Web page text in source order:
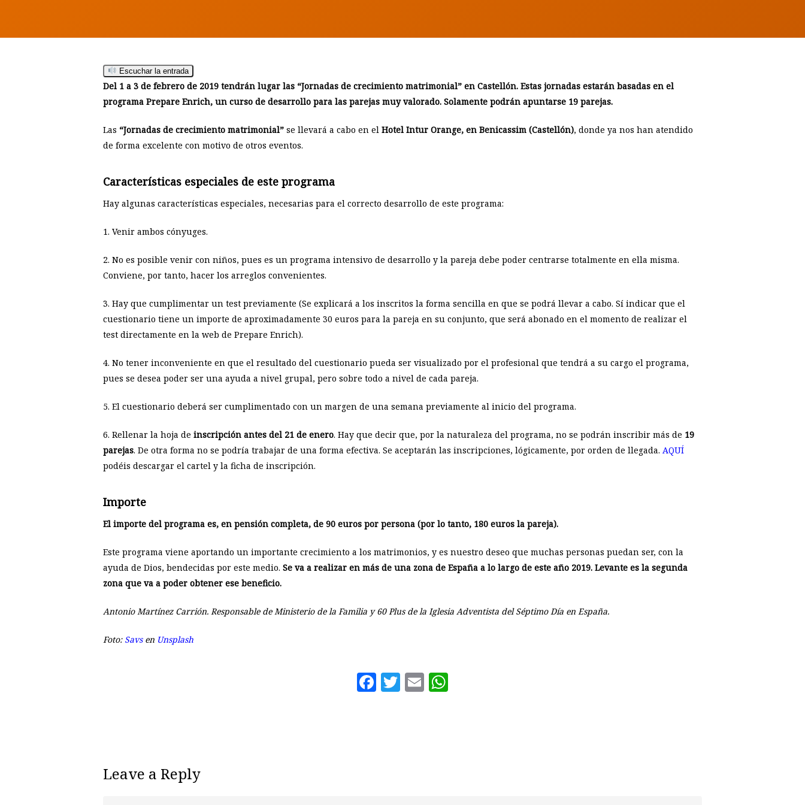
Escuchar la entrada
Del 1 a 3 de febrero de 2019 tendrán lugar las “Jornadas de crecimiento matrimonial” en Castellón. Estas jornadas estarán basadas en el
programa Prepare Enrich, un curso de desarrollo para las parejas muy valorado. Solamente podrán apuntarse 19 parejas.
Las “Jornadas de crecimiento matrimonial” se llevará a cabo en el Hotel Intur Orange, en Benicassim (Castellón), donde ya nos han atendido
de forma excelente con motivo de otros eventos.
Características especiales de este programa
Hay algunas características especiales, necesarias para el correcto desarrollo de este programa:
1. Venir ambos cónyuges.
2. No es posible venir con niños, pues es un programa intensivo de desarrollo y la pareja debe poder centrarse totalmente en ella misma.
Conviene, por tanto, hacer los arreglos convenientes.
3. Hay que cumplimentar un test previamente (Se explicará a los inscritos la forma sencilla en que se podrá llevar a cabo. Sí indicar que el
cuestionario tiene un importe de aproximadamente 30 euros para la pareja en su conjunto, que será abonado en el momento de realizar el
test directamente en la web de Prepare Enrich).
4. No tener inconveniente en que el resultado del cuestionario pueda ser visualizado por el profesional que tendrá a su cargo el programa,
pues se desea poder ser una ayuda a nivel grupal, pero sobre todo a nivel de cada pareja.
5. El cuestionario deberá ser cumplimentado con un margen de una semana previamente al inicio del programa.
6. Rellenar la hoja de inscripción antes del 21 de enero. Hay que decir que, por la naturaleza del programa, no se podrán inscribir más de 19
parejas. De otra forma no se podría trabajar de una forma efectiva. Se aceptarán las inscripciones, lógicamente, por orden de llegada. AQUÍ
podéis descargar el cartel y la ficha de inscripción.
Importe
El importe del programa es, en pensión completa, de 90 euros por persona (por lo tanto, 180 euros la pareja).
Este programa viene aportando un importante crecimiento a los matrimonios, y es nuestro deseo que muchas personas puedan ser, con la
ayuda de Dios, bendecidas por este medio. Se va a realizar en más de una zona de España a lo largo de este año 2019. Levante es la segunda
zona que va a poder obtener ese beneficio.
Antonio Martínez Carrión. Responsable de Ministerio de la Familia y 60 Plus de la Iglesia Adventista del Séptimo Día en España.
Foto: Savsen Unsplash
Facebook
Twitter
Email
Leave a Reply